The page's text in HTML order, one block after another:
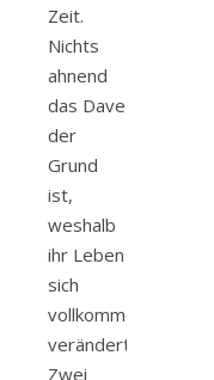
Zeit.
Nichts
ahnend
das Dave
der
Grund
ist,
weshalb
ihr Leben
sich
vollkommen
verändert.
Zwei